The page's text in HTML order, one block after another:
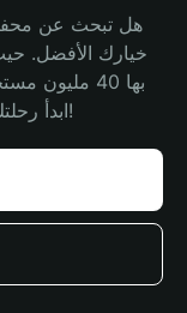
هل تبحث عن
بحرية على محفظة Bitget Wallet. ابدأ رحلتك الآن!